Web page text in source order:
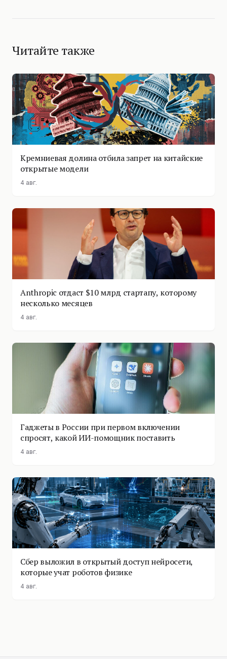
Читайте также
Кремниевая долина отбила запрет на китайские
открытые модели
4 авг.
Anthropic отдаст $10 млрд стартапу, которому
несколько месяцев
4 авг.
Гаджеты в России при первом включении
спросят, какой ИИ-помощник поставить
4 авг.
Сбер выложил в открытый доступ нейросети,
которые учат роботов физике
4 авг.